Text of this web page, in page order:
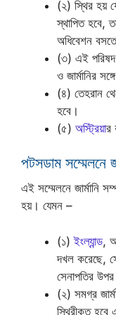
(২) স্থির হয়
স্থাপিত হবে,
অধিবেশন
(৩) এই
ও জার্মানির
(৪) তেহরান
হবে।
(৫) অস্ট্রিয়ার
পটসডাম সম্মেলনে
এই সম্মেলনে জার্মানি
হয়। যেমন –
(১)ইংল্যান্ড,
দখল করেছে,
সেনাপতির
(২) সমগ্র
স্থিরীকৃত হবে